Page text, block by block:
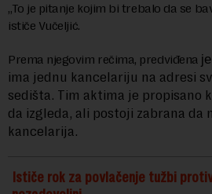
„To je pitanje kojim bi trebalo da se
ističe Vučeljić.
Prema njegovim rečima, predviđena je
ima jednu kancelariju na adresi
sedišta. Tim aktima je propisano
da izgleda, ali postoji zabrana da
kancelarija.
Ističe rok za povlačenje tužbi